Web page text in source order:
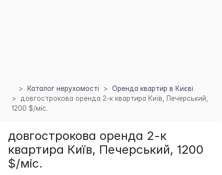
Каталог нерухомості
Оренда квартир в Києві
довгострокова оренда 2-к квартира Київ, Печерський,
1200 $/міс.
довгострокова оренда 2-к
квартира Київ, Печерський, 1200
$/міс.